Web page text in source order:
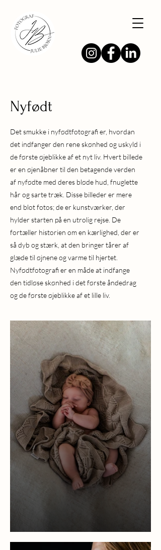
Nyfødt
Det smukke i nyfødtfotografi er, hvordan
det indfanger den rene skønhed og uskyld i
de første øjeblikke af et nyt liv. Hvert billede
er en øjenåbner til den betagende verden
af nyfødte med deres bløde hud, fnuglette
hår og sarte træk. Disse billeder er mere
end blot fotos; de er kunstværker, der
hylder starten på en utrolig rejse. De
fortæller historien om en kærlighed, der er
så dyb og stærk, at den bringer tårer af
glæde til øjnene og varme til hjertet.
Nyfødtfotografi er en måde at indfange
den tidløse skønhed i det første åndedrag
og de første øjeblikke af et lille liv.